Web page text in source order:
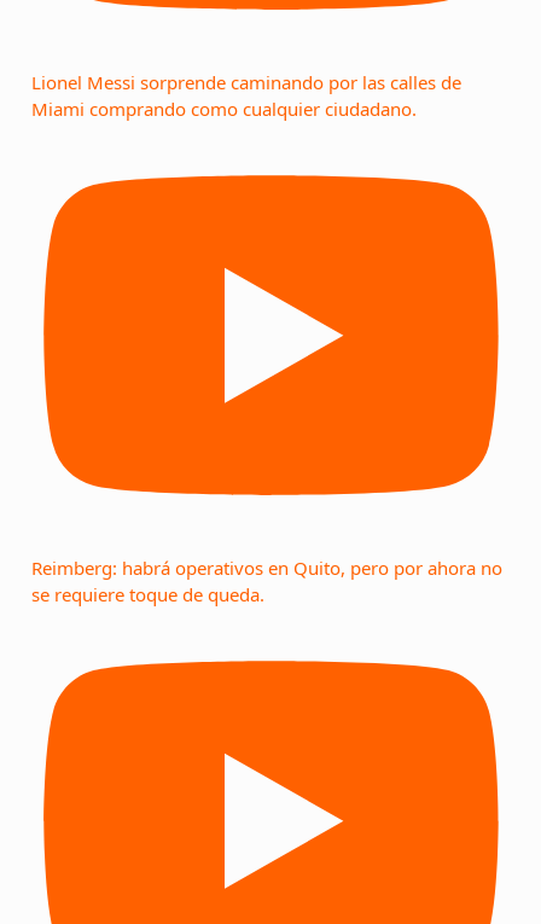
Lionel Messi sorprende caminando por las calles de
Miami comprando como cualquier ciudadano.
Reimberg: habrá operativos en Quito, pero por ahora no
se requiere toque de queda.